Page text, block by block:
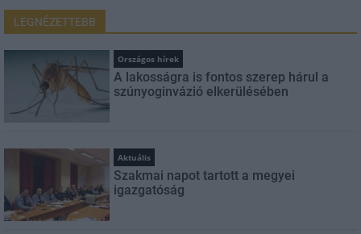
LEGNÉZETTEBB
Országos hírek
A lakosságra is fontos szerep hárul a
szúnyoginvázió elkerülésében
Aktuális
Szakmai napot tartott a megyei
igazgatóság